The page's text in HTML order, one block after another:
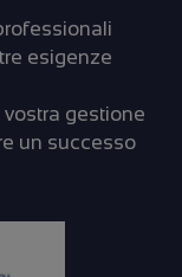
esigenze
gestione
un successo